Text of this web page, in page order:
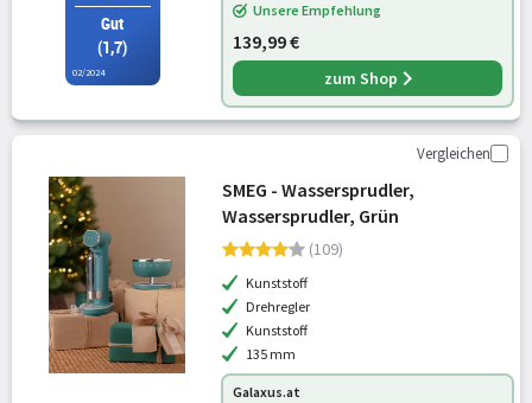
Gut
(1,7)
02/2024
Unsere Empfehlung
139,99 €
zum Shop
Vergleichen
SMEG - Wassersprudler,
Wassersprudler, Grün
(109)
Kunststoff
Drehregler
Kunststoff
135 mm
Galaxus.at